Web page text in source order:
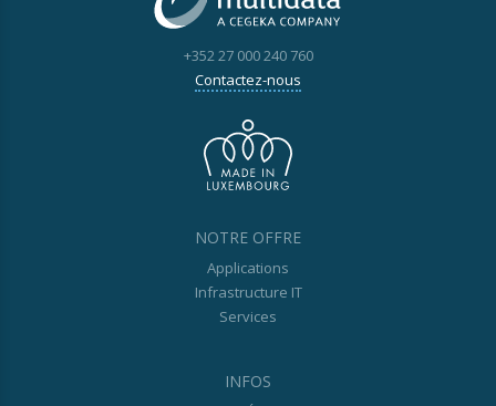
+352 27 000 240 760
Contactez-nous
NOTRE OFFRE
Applications
Infrastructure IT
Services
INFOS